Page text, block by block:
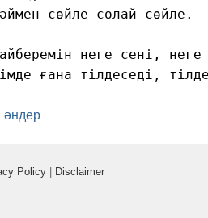
сөйле солай сөйле.
неге сені,
түсімде ғана
әндер
Policy Disclaimer